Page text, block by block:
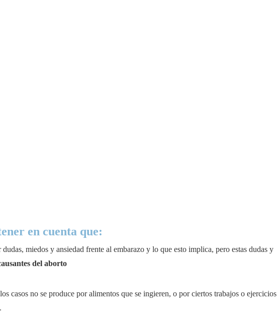
en cuenta que:
dudas, miedos y ansiedad frente al embarazo y lo que esto implica, pero estas dudas y
del aborto
casos no se produce por alimentos que se ingieren, o por ciertos trabajos o ejercicios